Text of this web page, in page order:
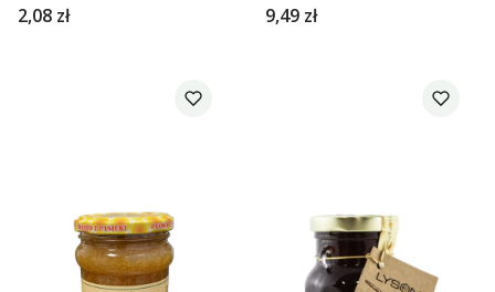
Łysoń
Cena
2,08 zł Orzeszek
Cena
9,49 zł